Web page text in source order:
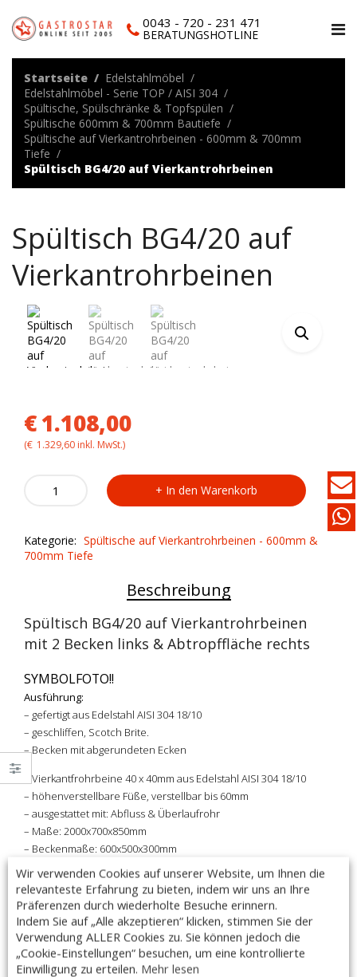
0043 - 720 - 231 471
BERATUNGSHOTLINE
Startseite
Edelstahlmöbel
Edelstahlmöbel - Serie TOP / AISI 304
Spültische, Spülschränke & Topfspülen
Spültische 600mm & 700mm Bautiefe
Spültische auf Vierkantrohrbeinen - 600mm & 700mm
Tiefe
Spültisch BG4/20 auf Vierkantrohrbeinen
Spültisch BG4/20 auf
Vierkantrohrbeinen
€1.108,00
(€ 1.329,60 inkl. MwSt.)
BG4/20
quantity
In den Warenkorb
Kategorie: Spültische auf Vierkantrohrbeinen - 600mm &
700mm Tiefe
Beschreibung
Spültisch BG4/20 auf Vierkantrohrbeinen
mit 2 Becken links & Abtropffläche rechts
SYMBOLFOTO!!
Ausführung:
– gefertigt aus Edelstahl AISI 304 18/10
– geschliffen, Scotch Brite.
– Becken mit abgerundeten Ecken
– Vierkantfrohrbeine 40 x 40mm aus Edelstahl AISI 304 18/10
– höhenverstellbare Füße, verstellbar bis 60mm
– ausgestattet mit: Abfluss & Überlaufrohr
– Maße: 2000x700x850mm
– Beckenmaße: 600x500x300mm
– hintere halbabgerundete Aufkantung, 85mm hoch
– Armaturen sind im Lieferumfang nicht enthalten
– Made in Italy
DIESER ATIKEL IST AUCH MIT SONDERMAßEN LIEFERBAR!
Wir verwenden Cookies auf unserer Website, um Ihnen die
relevanteste Erfahrung zu bieten, indem wir uns an Ihre
Präferenzen durch wiederholte Besuche erinnern.
Indem Sie auf „Alle akzeptieren“ klicken, stimmen Sie der
Verwendung ALLER Cookies zu. Sie können jedoch die
„Cookie-Einstellungen“ besuchen, um eine kontrollierte
Einwilligung zu erteilen. Mehr lesen